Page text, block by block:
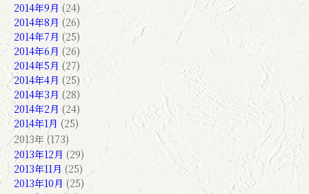
2014年9月 (24)
2014年8月 (26)
2014年7月 (25)
2014年6月 (26)
2014年5月 (27)
2014年4月 (25)
2014年3月 (28)
2014年2月 (24)
2014年1月 (25)
2013年 (173)
2013年12月 (29)
2013年11月 (25)
2013年10月 (25)